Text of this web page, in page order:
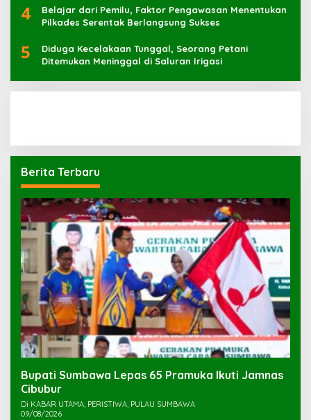
4
Belajar dari Pemilu, Faktor Pengawasan Menentukan
Pilkades Serentak Berlangsung Sukses
5
Diduga Kecelakaan Tunggal, Seorang Petani
Ditemukan Meninggal di Saluran Irigasi
Berita Terbaru
Bupati Sumbawa Lepas 65 Pramuka Ikuti Jamnas
Cibubur ‎
Di KABAR UTAMA, PERISTIWA, PULAU SUMBAWA
09/08/2026